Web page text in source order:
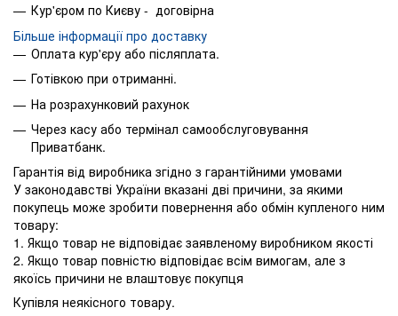
Кур'єром по Києву - договірна
Більше інформації про доставку
Оплата кур'єру або післяплата.
Готівкою при отриманні.
На розрахунковий рахунок
Через касу або термінал самообслуговування
Приватбанк.
Гарантія від виробника згідно з гарантійними умовами
У законодавстві України вказані дві причини, за якими
покупець може зробити повернення або обмін купленого ним
товару:
1. Якщо товар не відповідає заявленому виробником якості
2. Якщо товар повністю відповідає всім вимогам, але з
якоїсь причини не влаштовує покупця
Купівля неякісного товару.